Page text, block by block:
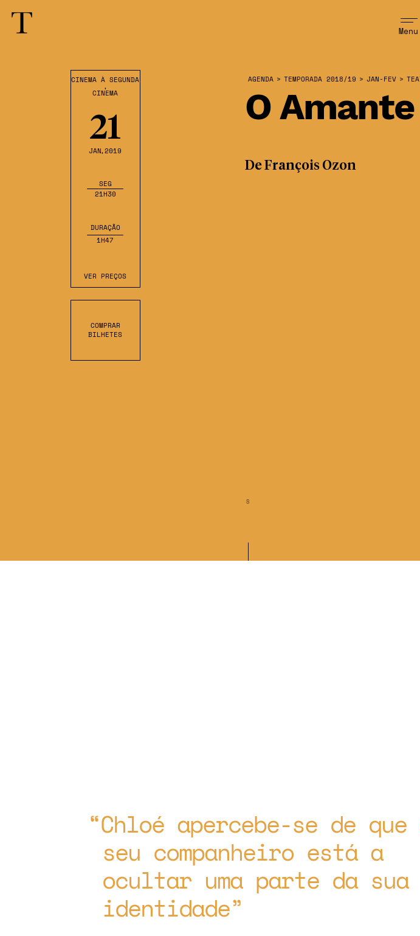
Menu
O
S
CINEMA À SEGUNDA
,
CINEMA
21
JAN,2019
SEG
21H30
DURAÇÃO
1H47
VER PREÇOS
COMPRAR
BILHETES
AGENDA > TEMPORADA 2018/19 > JAN-FEV >
De François Ozon
Chloé apercebe-se de que
seu companheiro está a
ocultar uma parte da sua
identidade